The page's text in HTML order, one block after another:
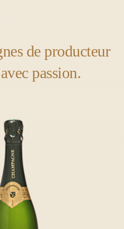
de producteur
passion.